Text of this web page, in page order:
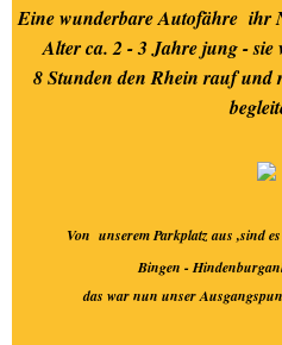
Eine wunderbare Autofähre ihr
Alter ca. 2 - 3 Jahre jung -
8 Stunden den Rhein rauf
Von unserem Parkplatz aus ,sind
Bingen -
das war nun unser